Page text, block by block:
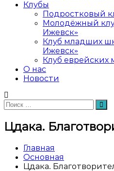
Клубы
Подростковый
Молодёжный
Ижевск»
Клуб младших
Ижевск»
Клуб еврейских
О нас
Новости
Искать: Поиск
Цдака.
Главная
Основная
Цдака.